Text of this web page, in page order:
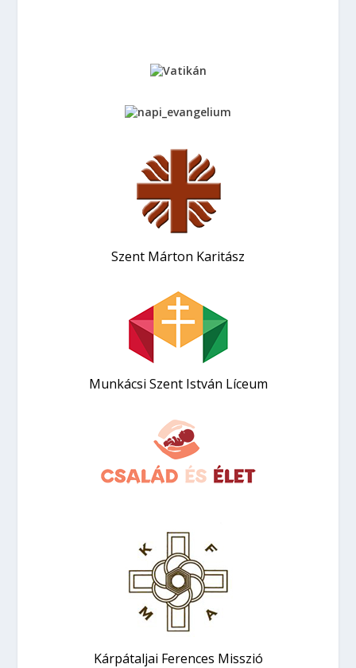
Szent Márton Karitász
Munkácsi Szent István Líceum
Kárpátaljai Ferences Misszió